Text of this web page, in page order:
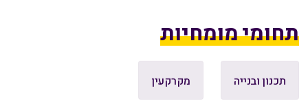
תחומי מומחיות
תכנון ובנייה מקרקעין